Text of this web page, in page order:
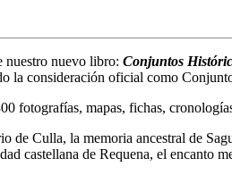
nuestro nuevo libro: Conjuntos
la consideración oficial como
fotografías, mapas, fichas,
de Culla, la memoria ancestral de
castellana de Requena, el encanto